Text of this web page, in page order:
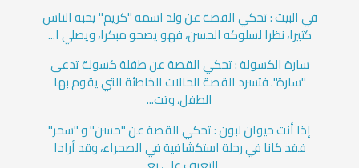
في البيت : تحكي القصة عن ولد اسمه "كريم" يحبه الناس
كثيرا، نظرا لسلوكه الحسن، فهو يصحو مبكرا، ويصلي ا...
سارة الكسولة : تحكي القصة عن طفلة كسولة تدعى
"سارة". فتسرد القصة الحالات الخاطئة التي يقوم بها
الطفل، وتت...
إذا أنت حيوان لبون : تحكي القصة عن "حسن" و "سحر"
فقد كانا في رحلة استكشافية في الصحراء، وقد أرادا